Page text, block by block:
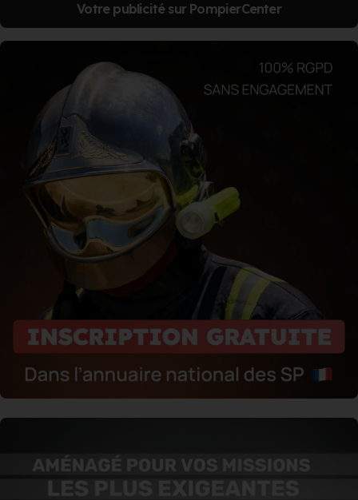
Votre publicité sur PompierCenter